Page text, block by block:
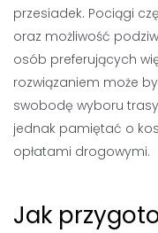
przesiadek. Pociągi
oraz możliwość
osób preferujących
rozwiązaniem może
swobodę wyboru
jednak pamiętać o
opłatami drogowymi.
Jak